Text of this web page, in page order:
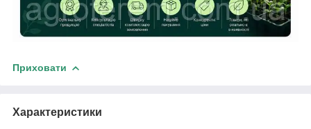
Приховати
Характеристики